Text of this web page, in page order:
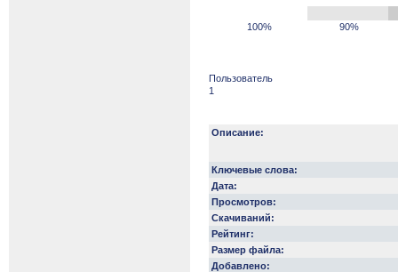
100% 90%
Пользователь
1
Описание:
Ключевые слова:
Дата:
Просмотров:
Скачиваний:
Рейтинг:
Размер файла:
Добавлено: